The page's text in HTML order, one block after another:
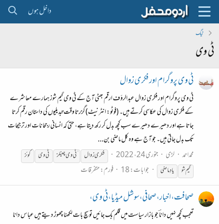
داخل ہوں
ٹیگ
ٹی وی
ٹی وی پروگرام اور فکری زوال
ٹی وی پروگرام اور فکری زوال عبدالرؤف ارقم بھٹی آج کے ٹی وی گیم شوز ہمارے معاشرے
کے فکری زوال کی عکاسی کرتے ہیں۔ (فوٹو: انٹرنیٹ) گزرتا وقت تبدیلیوں کی داستان رقم کرتا
جاتا ہے اور دھیرے دھیرے سب کچھ بدل کر رکھ دیتا ہے، حتیٰ کہ انسانی رجحانات اور ترجیحات
تک بدل جاتی ہیں۔ جو آج ہے وہ کل ماضی بن...
محمداحمد لڑی جنوری 24، 2022 فکری زوال ٹیویچینلز ٹیوی
کوئز
گیم شو
یادِ ماضی جوابات: 18 فورم:متفرقات
صحافت،اخبار،صحافی،سوشل میڈیا،ٹی وی،
تعجب کچھ نہیں داناؔ جو بازار سیاست میں قلم بک جائیں تو سچ بات لکھنا چھوڑ دیتے ہیں عباس دانا